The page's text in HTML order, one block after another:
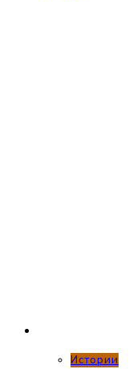
Истории